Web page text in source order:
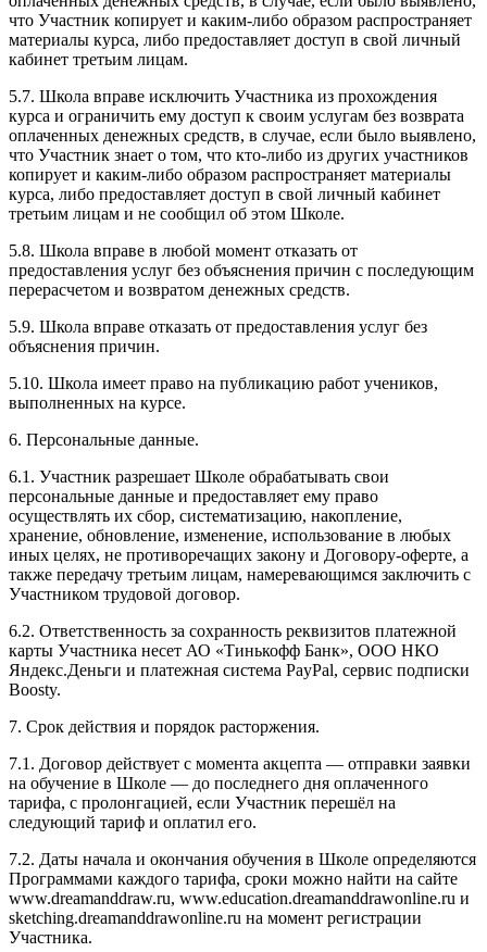
что Участник копирует и каким-либо образом распространяет
материалы курса, либо предоставляет доступ в свой личный
кабинет третьим лицам.
5.7. Школа вправе исключить Участника из прохождения
курса и ограничить ему доступ к своим услугам без возврата
оплаченных денежных средств, в случае, если было выявлено,
что Участник знает о том, что кто-либо из других участников
копирует и каким-либо образом распространяет материалы
курса, либо предоставляет доступ в свой личный кабинет
третьим лицам и не сообщил об этом Школе.
5.8. Школа вправе в любой момент отказать от
предоставления услуг без объяснения причин с последующим
перерасчетом и возвратом денежных средств.
5.9. Школа вправе отказать от предоставления услуг без
объяснения причин.
5.10. Школа имеет право на публикацию работ учеников,
выполненных на курсе.
6. Персональные данные.
6.1. Участник разрешает Школе обрабатывать свои
персональные данные и предоставляет ему право
осуществлять их сбор, систематизацию, накопление,
хранение, обновление, изменение, использование в любых
иных целях, не противоречащих закону и Договору-оферте, а
также передачу третьим лицам, намеревающимся заключить с
Участником трудовой договор.
6.2. Ответственность за сохранность реквизитов платежной
карты Участника несет АО «Тинькофф Банк», ООО НКО
Яндекс.Деньги и платежная система PayPal, сервис подписки
Boosty.
7. Срок действия и порядок расторжения.
7.1. Договор действует с момента акцепта — отправки заявки
на обучение в Школе — до последнего дня оплаченного
тарифа, с пролонгацией, если Участник перешёл на
следующий тариф и оплатил его.
7.2. Даты начала и окончания обучения в Школе определяются
Программами каждого тарифа, сроки можно найти на сайте
www.dreamanddraw.ru, www.education.dreamanddrawonline.ru и
sketching.dreamanddrawonline.ru на момент регистрации
Участника.